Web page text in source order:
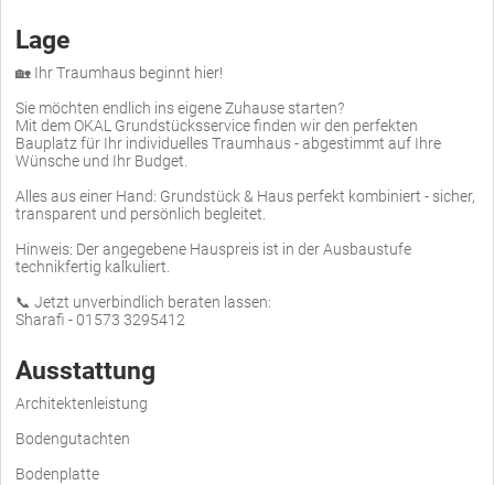
Lage
🏡 Ihr Traumhaus beginnt hier!
Sie möchten endlich ins eigene Zuhause starten?
Mit dem OKAL Grundstücksservice finden wir den perfekten
Bauplatz für Ihr individuelles Traumhaus - abgestimmt auf Ihre
Wünsche und Ihr Budget.
Alles aus einer Hand: Grundstück & Haus perfekt kombiniert - sicher,
transparent und persönlich begleitet.
Hinweis: Der angegebene Hauspreis ist in der Ausbaustufe
technikfertig kalkuliert.
📞 Jetzt unverbindlich beraten lassen:
Sharafi - 01573 3295412
Ausstattung
Architektenleistung
Bodengutachten
Bodenplatte